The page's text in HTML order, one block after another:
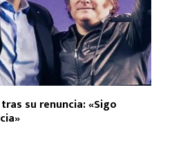
su renuncia: «Sigo